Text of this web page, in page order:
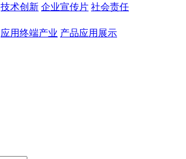
技术创新 企业宣传片 社会责任
应用终端产业 产品应用展示